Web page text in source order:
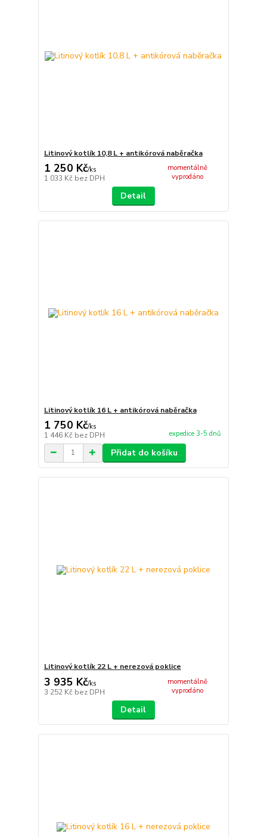
Litinový kotlík 10,8 L + antikórová naběračka
1 250 Kč/ks
1 033 Kč bez DPH
momentálně
vyprodáno
Detail
Litinový kotlík 16 L + antikórová naběračka
1 750 Kč/ks
1 446 Kč bez DPH expedice 3-5 dnů
Přidat do košíku
Litinový kotlík 22 L + nerezová poklice
3 935 Kč/ks
3 252 Kč bez DPH
momentálně
vyprodáno
Detail